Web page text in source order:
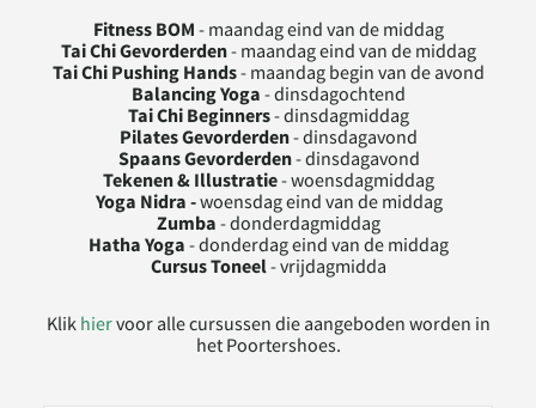
Fitness BOM- maandag eind van de middag
Tai Chi Gevorderden- maandag eind van de middag
Tai Chi Pushing Hands- maandag begin van de avond
Balancing Yoga - dinsdagochtend
Tai Chi Beginners- dinsdagmiddag
Pilates Gevorderden- dinsdagavond
Spaans Gevorderden- dinsdagavond
Tekenen & Illustratie- woensdagmiddag
Yoga Nidra -woensdag eind van de middag
Zumba- donderdagmiddag
Hatha Yoga - donderdag eind van de middag
Cursus Toneel- vrijdagmidda
Klik hiervoor alle cursussen die aangeboden worden in
het Poortershoes.